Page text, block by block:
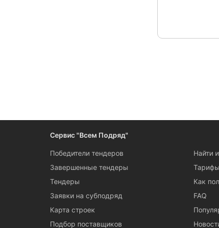
Сервис "Всем Подряд"
Победители тендеров
Завершенные тендеры
Тендеры
Заявки на субподряд
Карта строек
Подбор поставщиков
Найти
Тарифы
Как
FAQ